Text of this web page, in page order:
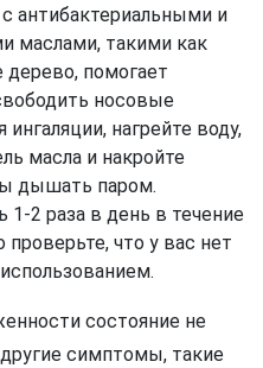
антибактериальными и
маслами, такими как
дерево, помогает
носовые
нагрейте воду,
масла и накройте
дышать паром.
2 раза в день в течение
что у вас нет
состояние не
симптомы, такие